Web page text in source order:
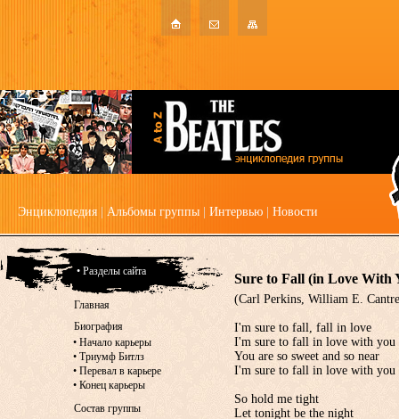
Энциклопедия Альбомы группы Интервью Новости
Sure to Fall (in Love With
(Carl Perkins, William E.
I'm sure to fall, fall in love
I'm sure to fall in love with you
You are so sweet and so near
I'm sure to fall in love with you
So hold me tight
Let tonight be the night
• Разделы сайта
Главная
Биография
• Начало карьеры
• Триумф Битлз
• Перевал в карьере
• Конец карьеры
Состав группы